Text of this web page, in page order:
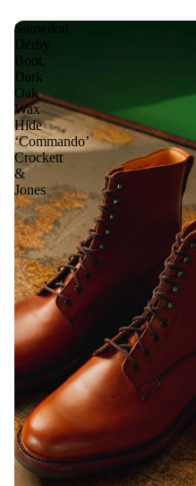
Snowdon
Derby
Boot,
Dark
Oak
Wax
Hide
‘Commando’
Crockett
&
Jones